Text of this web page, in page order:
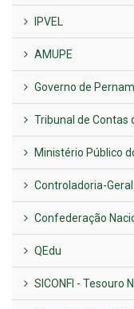
IPVEL
AMUPE
Governo de
Tribunal de Contas
Ministério Público
Controladoria-
Confederação
QEdu
SICONFI - Tesouro